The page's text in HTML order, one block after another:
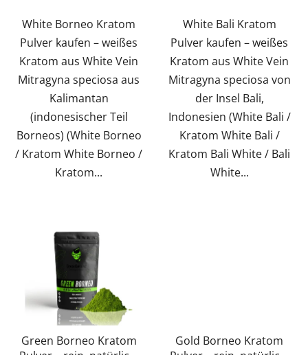
White Borneo Kratom
Pulver kaufen – weißes
Kratom aus White Vein
Mitragyna speciosa aus
Kalimantan
(indonesischer Teil
Borneos) (White Borneo
/ Kratom White Borneo /
Kratom...
White Bali Kratom
Pulver kaufen – weißes
Kratom aus White Vein
Mitragyna speciosa von
der Insel Bali,
Indonesien (White Bali /
Kratom White Bali /
Kratom Bali White / Bali
White...
Green Borneo Kratom
Gold Borneo Kratom